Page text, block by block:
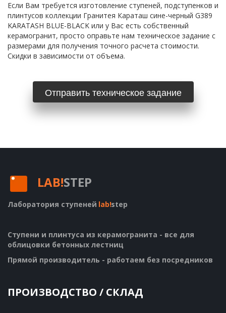
Если Вам требуется изготовление ступеней, подступенков и
плинтусов коллекции Гранитея Караташ сине-черный G389
KARATASH BLUE-BLACK или у Вас есть собственный
керамогранит, просто оправьте нам техническое задание с
размерами для получения точного расчета стоимости.
Скидки в зависимости от объема.
Отправить техническое задание
LAB!STEP
Лаборатория ступеней lab!step
Ступени и плинтуса из керамогранита - все для
облицовки бетонных лестниц
Прямой производитель - работаем без посредников
ПРОИЗВОДСТВО / СКЛАД